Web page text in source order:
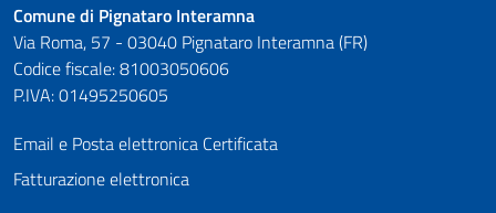
Comune di Pignataro Interamna
Via Roma, 57 - 03040 Pignataro Interamna (FR)
Codice fiscale: 81003050606
P.IVA: 01495250605
Email e Posta elettronica Certificata
Fatturazione elettronica